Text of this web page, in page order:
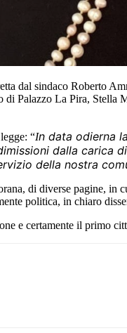
dal sindaco Roberto
di Palazzo La Pira, Stella
“In data odierna
dalla carica
della nostra
di diverse pagine, in
politica, in chiaro
e certamente il primo